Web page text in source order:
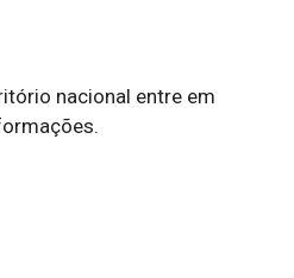
nacional entre em